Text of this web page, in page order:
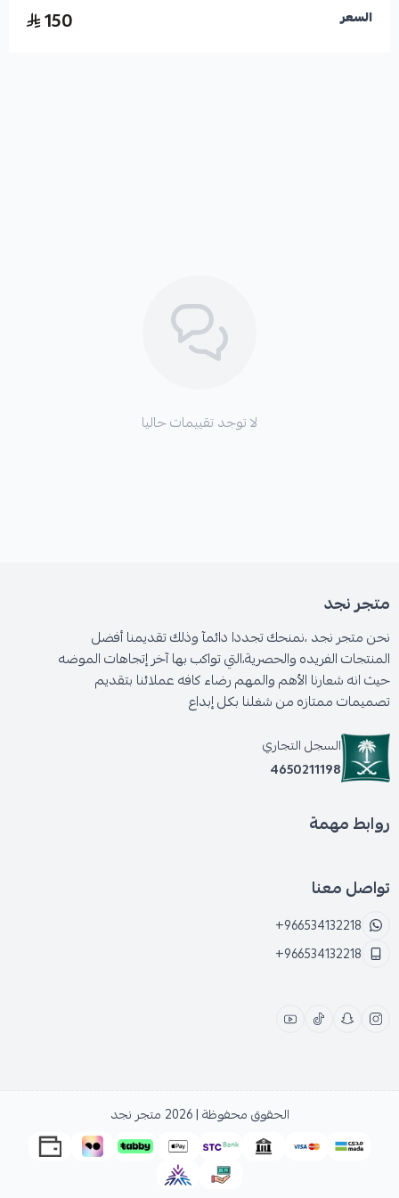
السعر 150
لا توجد تقييمات حاليا
متجر نجد
نحن متجر نجد ،نمنحك تجددا دائمآ وذلك تقديمنا أفضل
المنتجات الفريده والحصرية،التي تواكب بها آخر إتجاهات الموضه
حيث انه شعارنا الأهم والمهم رضاء كافه عملائنا بتقديم
تصميمات ممتازه من شغلنا بكل إبداع
السجل التجاري
4650211198
روابط مهمة
تواصل معنا
+966534132218
+966534132218
الحقوق محفوظة | 2026 متجر نجد